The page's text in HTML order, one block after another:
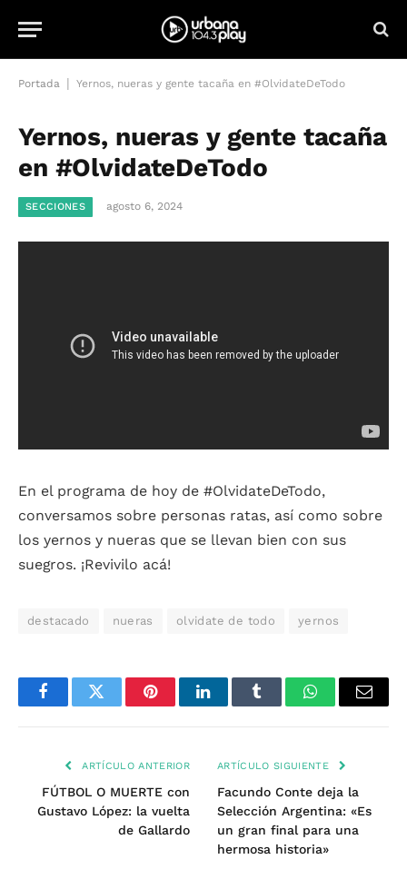
Portada Yernos, nueras y gente tacaña en #OlvidateDeTodo
Yernos, nueras y gente tacaña
en #OlvidateDeTodo
SECCIONES agosto 6, 2024
En el programa de hoy de #OlvidateDeTodo,
conversamos sobre personas ratas, así como sobre
los yernos y nueras que se llevan bien con sus
suegros. ¡Revivilo acá!
destacado nueras olvidate de todo yernos
FacebookTwitter PinterestLinkedInTumblr WhatsAppEmail
ARTÍCULO ANTERIOR
FÚTBOL O MUERTE con
Gustavo López: la vuelta
de Gallardo
ARTÍCULO SIGUIENTE
Facundo Conte deja la
Selección Argentina: «Es
un gran final para una
hermosa historia»